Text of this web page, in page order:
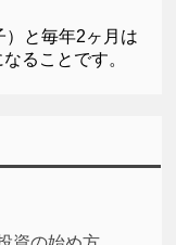
）と毎年2ヶ月は
ることです。